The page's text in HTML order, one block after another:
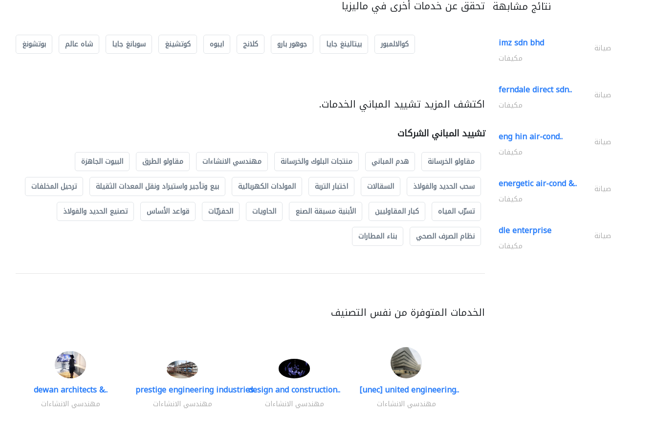
تحقق عن خدمات أخرى في ماليزيا
كوالالمبور بيتالينغ جايا جوهور بارو كلانج ايبوه كوتشينغ سوبانغ جايا شاه عالم بوتشونغ
اكتشف المزيد تشييد المباني الخدمات.
تشييد المباني الشركات
مقاولو الخرسانة هدم المباني منتجات البلوك والخرسانة مهندسي الانشاءات مقاولو الطرق
البيوت الجاهزة
سحب الحديد والفولاذ
السقالات اختبار التربة المولدات الكهربائية بيع وتأجير واستيراد ونقل المعدات الثقيلة
ترحيل المخلفات
تسرّب المياه
كبار المقاوليين الأبنية مسبقة الصنع الحاويات الحفريّات قواعد الأساس
تصنيع الحديد والفولاذ
نظام الصرف الصحي
بناء المطارات
الخدمات المتوفرة من نفس التصنيف
dewan architects &..
مهندسي الانشاءات
prestige engineering industries..
مهندسي الانشاءات
design and construction..
مهندسي الانشاءات
[unec] united engineering..
مهندسي الانشاءات
نتائج مشابهة
imz sdn bhd صيانة
مكيفات
ferndale direct sdn.. صيانة
مكيفات
eng hin air-cond.. صيانة
مكيفات
energetic air-cond &.. صيانة
مكيفات
dle enterprise صيانة
مكيفات